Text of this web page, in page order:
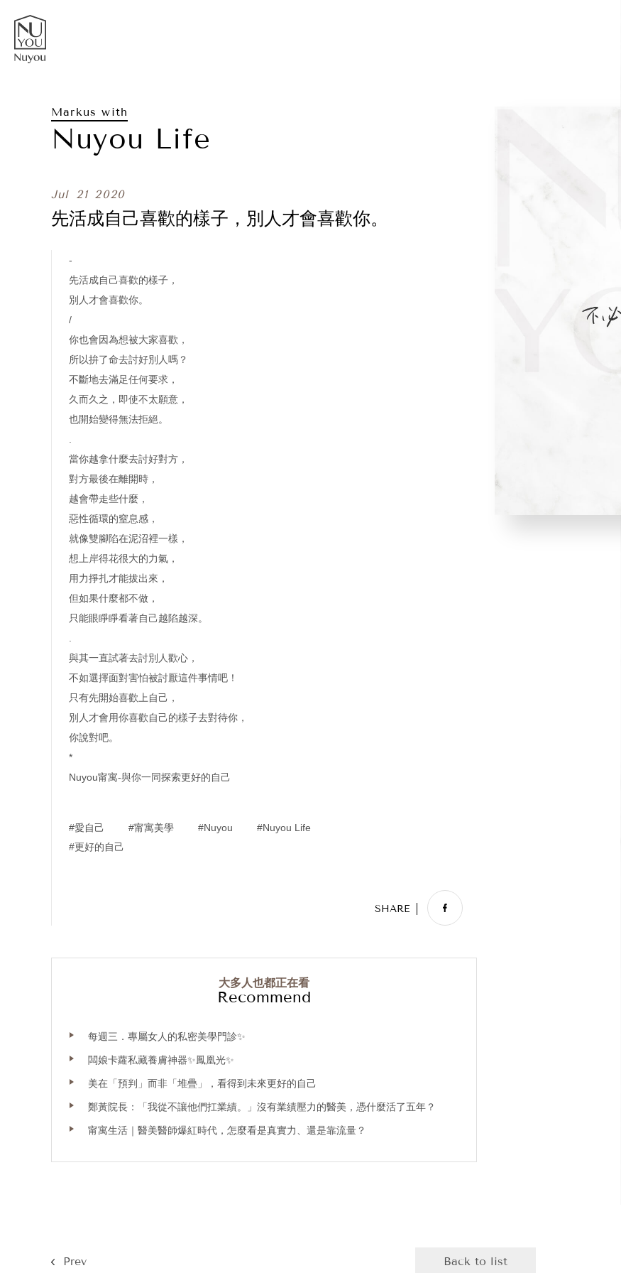
Markus with
Nuyou Life
Jul 21 2020
先活成自己喜歡的樣子，別人才會喜歡你。
-
先活成自己喜歡的樣子，
別人才會喜歡你。
/
你也會因為想被大家喜歡，
所以拚了命去討好別人嗎？
不斷地去滿足任何要求，
久而久之，即使不太願意，
也開始變得無法拒絕。
當你越拿什麼去討好對方，
對方最後在離開時，
越會帶走些什麼，
惡性循環的窒息感，
就像雙腳陷在泥沼裡一樣，
想上岸得花很大的力氣，
用力掙扎才能拔出來，
但如果什麼都不做，
只能眼睜睜看著自己越陷越深。
與其一直試著去討別人歡心，
不如選擇面對害怕被討厭這件事情吧！
只有先開始喜歡上自己，
別人才會用你喜歡自己的樣子去對待你，
你說對吧。
*
Nuyou甯寓-與你一同探索更好的自己
愛自己 甯寓美學 Nuyou
Nuyou Life
更好的自己
大多人也都正在看
Recommend
每週三．專屬女人的私密美學門診✨
闆娘卡蘿私藏養膚神器✨鳳凰光✨
美在「預判」而非「堆疊」，看得到未來更好的自己
鄭黃院長：「我從不讓他們扛業績。」沒有業績壓力的醫美，憑什麼活了五年？
甯寓生活｜醫美醫師爆紅時代，怎麼看是真實力、還是靠流量？